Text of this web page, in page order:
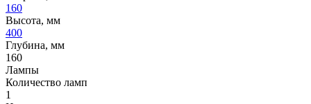
160
Высота, мм
400
Глубина, мм
160
Лампы
Количество ламп
1